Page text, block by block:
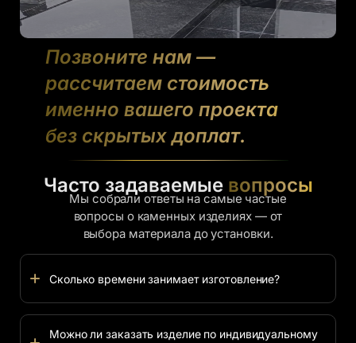
Позвоните нам —
рассчитаем стоимость
именно вашего проекта
без скрытых доплат.
Часто задаваемые вопросы
Мы собрали ответы на самые частые
вопросы о каменных изделиях — от
выбора материала до установки.
Сколько времени занимает изготовление?
Можно ли заказать изделие по индивидуальному